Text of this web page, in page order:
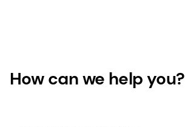
How can we help you?